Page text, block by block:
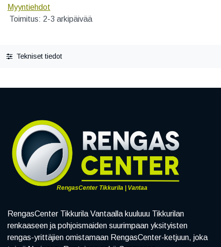
Myyntiehdot
Toimitus: 2-3 arkipäivää
Tekniset tiedot
RengasCenter Tikkurila | Vantaa
RengasCenter Tikkurila Vantaalla kuuluuu Tikkurilan
renkaaseen ja pohjoismaiden suurimpaan yksityisten
rengas-yrittäjien omistamaan RengasCenter-ketjuun, joka